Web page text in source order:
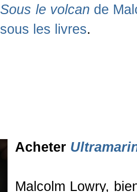
Sous le volcan de
sous les livres.
Acheter
Malcolm Lowry,